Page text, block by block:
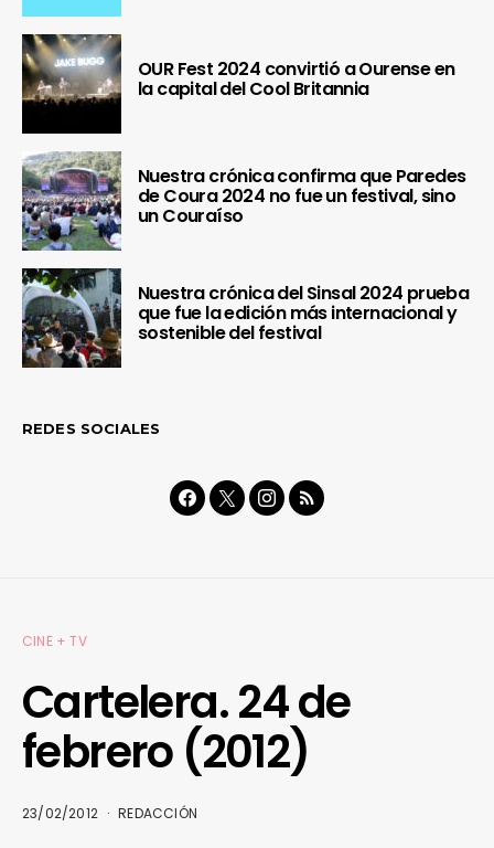
OUR Fest 2024 convirtió a Ourense en
la capital del Cool Britannia
Nuestra crónica confirma que Paredes
de Coura 2024 no fue un festival, sino
un Couraíso
Nuestra crónica del Sinsal 2024 prueba
que fue la edición más internacional y
sostenible del festival
REDES SOCIALES
CINE + TV
Cartelera. 24 de
febrero (2012)
23/02/2012 REDACCIÓN